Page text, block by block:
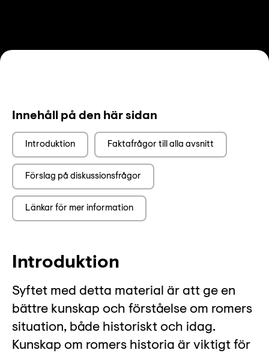
Teckenspråk
Lättläst
Innehåll på den här sidan
Introduktion Faktafrågor till alla avsnitt
Förslag på diskussionsfrågor
Länkar för mer information
Introduktion
Syftet med detta material är att ge en
bättre kunskap och förståelse om romers
situation, både historiskt och idag.
Kunskap om romers historia är viktigt för